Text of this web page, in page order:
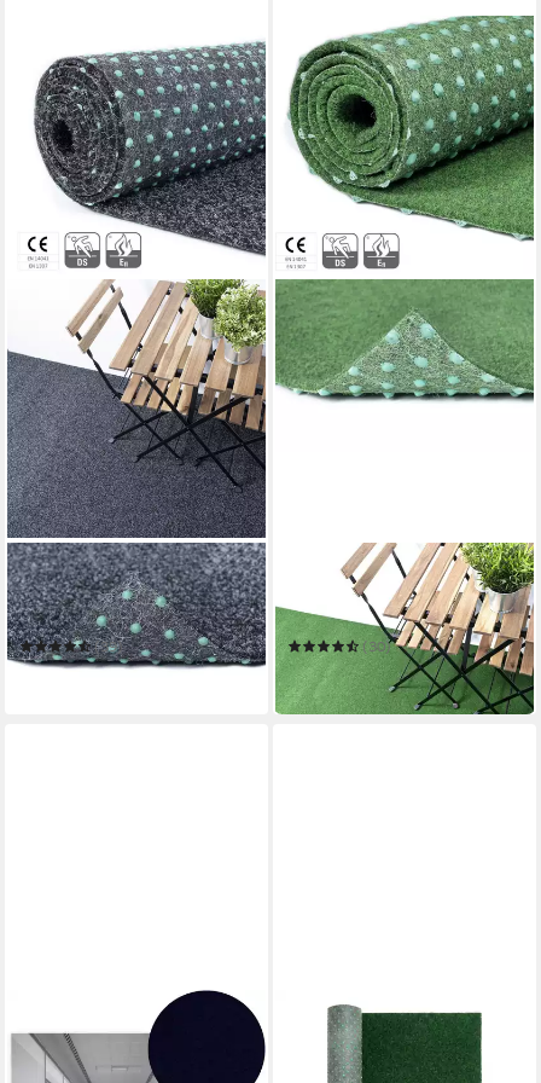
MAZOVIA
Kunstrasen Kunstrasen mit
Noppen, Meterware, Outdoor
Grau
(39)
ab 31,97 €
MAZOVIA
Kunstrasen Kunstrasen mit
Noppen, Meterware, Outdoor
Grün
(30)
ab 31,97 €
in 5-6 Werktagen bei dir